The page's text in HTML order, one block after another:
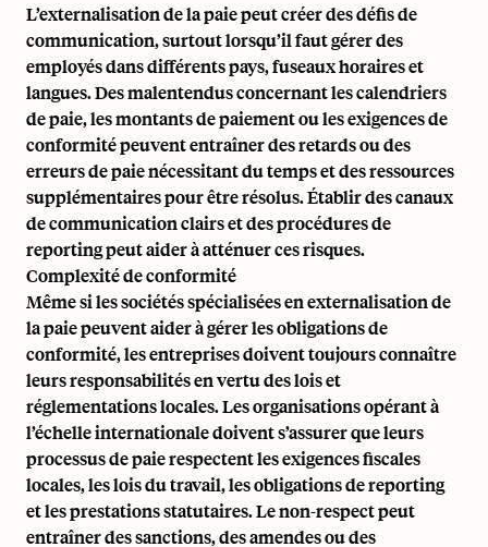
L’externalisation de la paie peut créer des défis de
communication, surtout lorsqu’il faut gérer des
employés dans différents pays, fuseaux horaires et
langues. Des malentendus concernant les calendriers
de paie, les montants de paiement ou les exigences de
conformité peuvent entraîner des retards ou des
erreurs de paie nécessitant du temps et des ressources
supplémentaires pour être résolus. Établir des canaux
de communication clairs et des procédures de
reporting peut aider à atténuer ces risques.
Complexité de conformité
Même si les sociétés spécialisées en externalisation de
la paie peuvent aider à gérer les obligations de
conformité, les entreprises doivent toujours connaître
leurs responsabilités en vertu des lois et
réglementations locales. Les organisations opérant à
l’échelle internationale doivent s’assurer que leurs
processus de paie respectent les exigences fiscales
locales, les lois du travail, les obligations de reporting
et les prestations statutaires. Le non-respect peut
entraîner des sanctions, des amendes ou des